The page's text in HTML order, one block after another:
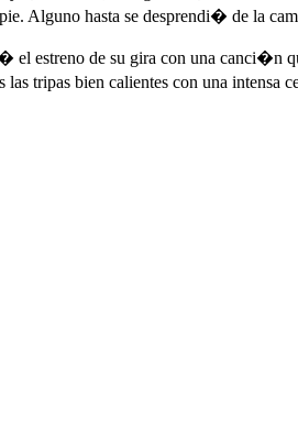
Alguno hasta se desprendi� de la
el estreno de su gira con una
tripas bien calientes con una intensa